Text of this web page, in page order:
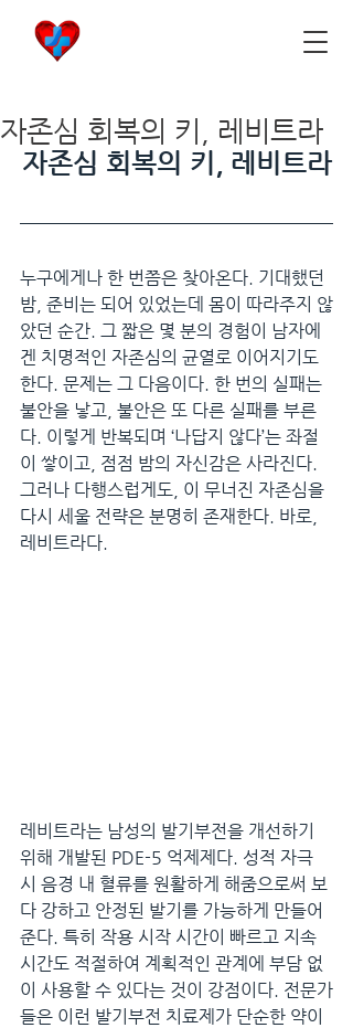
자존심 회복의 키, 레비트라
자존심 회복의 키, 레비트라
누구에게나 한 번쯤은 찾아온다. 기대했던
밤, 준비는 되어 있었는데 몸이 따라주지 않
았던 순간. 그 짧은 몇 분의 경험이 남자에
겐 치명적인 자존심의 균열로 이어지기도
한다. 문제는 그 다음이다. 한 번의 실패는
불안을 낳고, 불안은 또 다른 실패를 부른
다. 이렇게 반복되며 ‘나답지 않다’는 좌절
이 쌓이고, 점점 밤의 자신감은 사라진다.
그러나 다행스럽게도, 이 무너진 자존심을
다시 세울 전략은 분명히 존재한다. 바로,
레비트라다.
레비트라는 남성의 발기부전을 개선하기
위해 개발된 PDE-5 억제제다. 성적 자극
시 음경 내 혈류를 원활하게 해줌으로써 보
다 강하고 안정된 발기를 가능하게 만들어
준다. 특히 작용 시작 시간이 빠르고 지속
시간도 적절하여 계획적인 관계에 부담 없
이 사용할 수 있다는 것이 강점이다. 전문가
들은 이런 발기부전 치료제가 단순한 약이